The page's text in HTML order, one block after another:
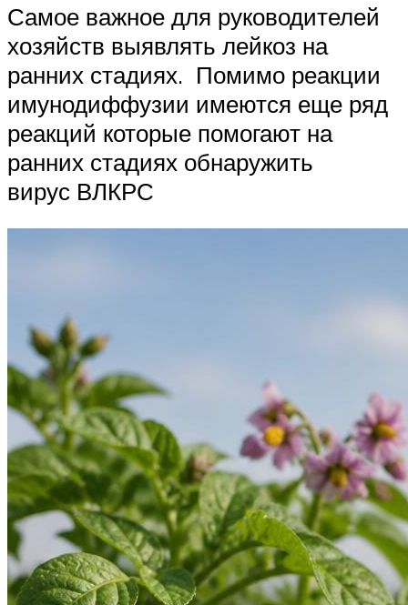
Самое важное для руководителей
хозяйств выявлять лейкоз на
ранних стадиях. Помимо реакции
имунодиффузии имеются еще ряд
реакций которые помогают на
ранних стадиях обнаружить
вирус ВЛКРС